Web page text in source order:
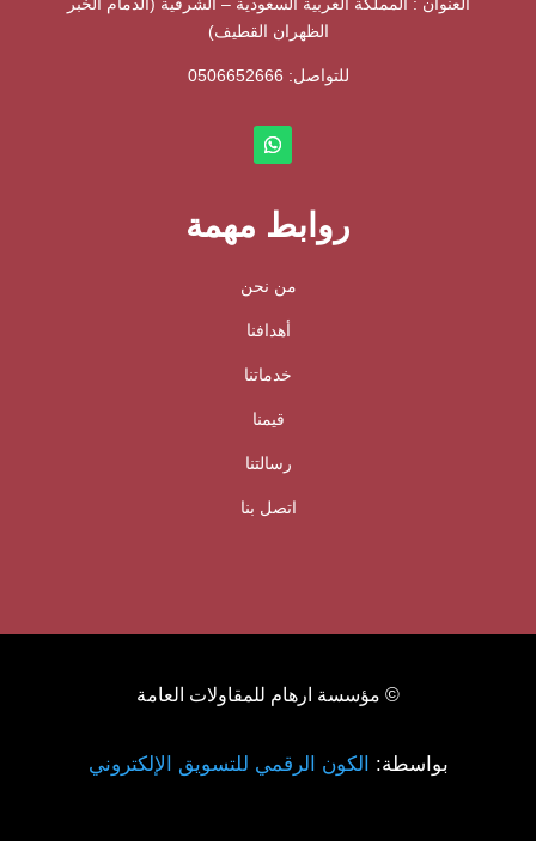
العنوان : المملكة العربية السعودية – الشرقية (الدمام الخبر
الظهران القطيف)
للتواصل: ⁦ 0506652666
روابط مهمة
من نحن
أهدافنا
خدماتنا
قيمنا
رسالتنا
اتصل بنا
© مؤسسة ارهام للمقاولات العامة
بواسطة: الكون الرقمي للتسويق الإلكتروني